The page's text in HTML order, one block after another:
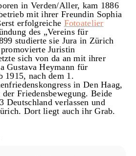
in Verden/Aller, kam 1886
mit ihrer Freundin Sophia
erfolgreiche Fotoatelier
des „Vereins für
studierte sie Jura in Zürich
Juristin
sich von da an mit ihrer
Gustava Heymann für
1915, nach dem 1.
in Den Haag,
Friedensbewegung. Beide
Deutschland verlassen und
Dort liegt auch ihr Grab.